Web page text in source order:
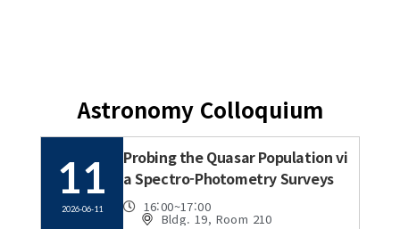
Astronomy Colloquium
11
2026-06-11
Probing the Quasar Population vi
a Spectro-Photometry Surveys
16:00~17:00
Bldg. 19, Room 210